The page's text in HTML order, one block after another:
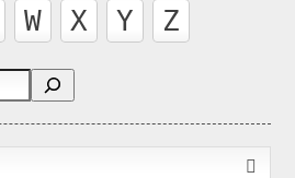
W X Y Z